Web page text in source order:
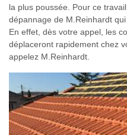
la plus poussée. Pour ce
dépannage de M.Reinhardt
En effet, dès votre appel, les
déplaceront rapidement chez
appelez M.Reinhardt.